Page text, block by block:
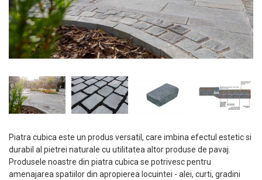
Piatra cubica este un produs versatil, care imbina efectul estetic si
durabil al pietrei naturale cu utilitatea altor produse de pavaj.
Produsele noastre din piatra cubica se potrivesc pentru
amenajarea spatiilor din apropierea locuintei - alei, curti, gradini